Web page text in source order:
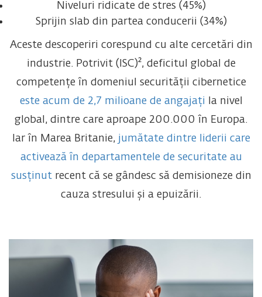
Niveluri ridicate de stres (45%)
Sprijin slab din partea conducerii (34%)
Aceste descoperiri corespund cu alte cercetări din
industrie. Potrivit (ISC)², deficitul global de
competențe în domeniul securității cibernetice
este acum de 2,7 milioane de angajați la nivel
global, dintre care aproape 200.000 în Europa.
Iar în Marea Britanie, jumătate dintre liderii care
activează în departamentele de securitate au
susținutrecent că se gândesc să demisioneze din
cauza stresului și a epuizării.